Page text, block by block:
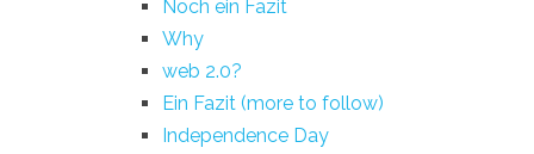
Noch ein Fazit
Why
web 2.0?
Ein Fazit (more to follow)
Independence Day